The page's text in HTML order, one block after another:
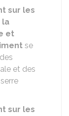
sur les
la
et
se
et des
sur les